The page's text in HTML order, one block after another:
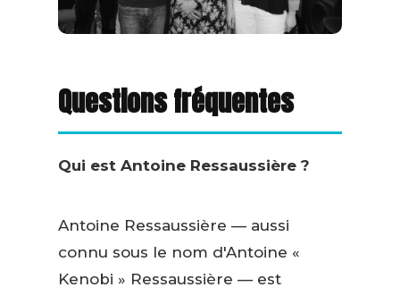
Questions fréquentes
Qui est Antoine Ressaussière ?
Antoine Ressaussière — aussi
connu sous le nom d'Antoine «
Kenobi » Ressaussière — est